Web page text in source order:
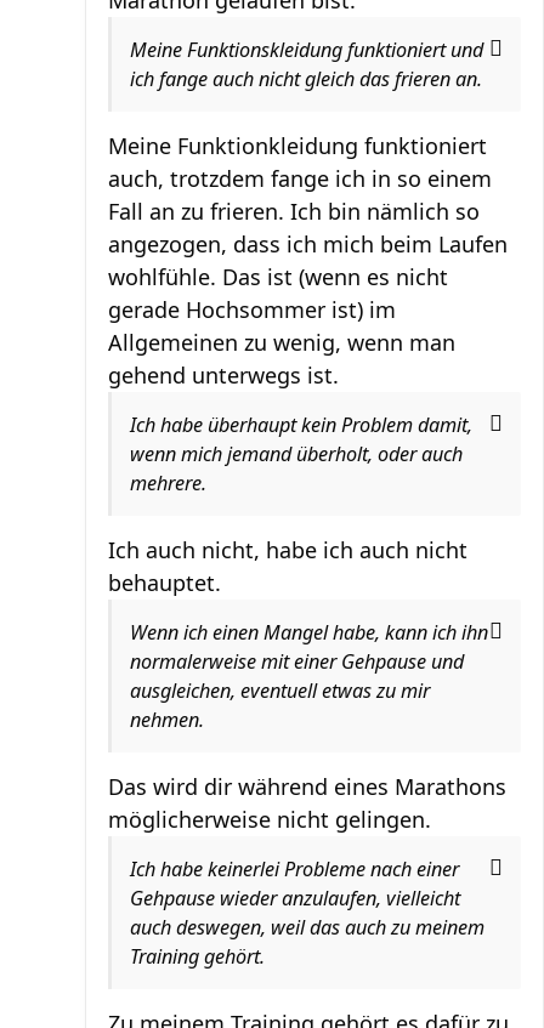
Meine Funktionskleidung funktioniert und
ich fange auch nicht gleich das frieren an.
Meine Funktionkleidung funktioniert
auch, trotzdem fange ich in so einem
Fall an zu frieren. Ich bin nämlich so
angezogen, dass ich mich beim Laufen
wohlfühle. Das ist (wenn es nicht
gerade Hochsommer ist) im
Allgemeinen zu wenig, wenn man
gehend unterwegs ist.
Ich habe überhaupt kein Problem damit,
wenn mich jemand überholt, oder auch
mehrere.
Ich auch nicht, habe ich auch nicht
behauptet.
Wenn ich einen Mangel habe, kann ich ihn
normalerweise mit einer Gehpause und
ausgleichen, eventuell etwas zu mir
nehmen.
Das wird dir während eines Marathons
möglicherweise nicht gelingen.
Ich habe keinerlei Probleme nach einer
Gehpause wieder anzulaufen, vielleicht
auch deswegen, weil das auch zu meinem
Training gehört.